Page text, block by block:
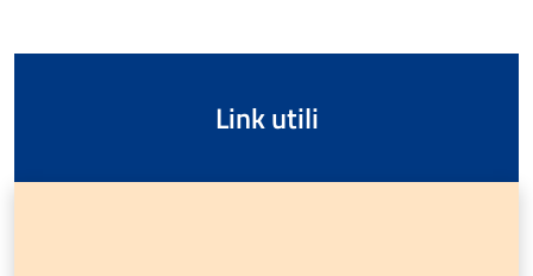
Link utili